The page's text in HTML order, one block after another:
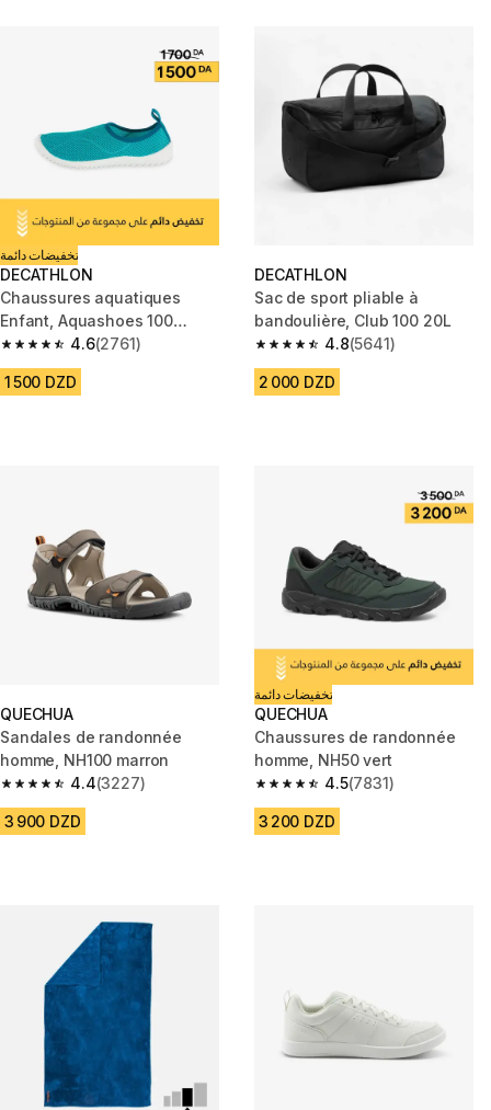
تخفيضات دائمة
DECATHLON
Chaussures aquatiques
Enfant, Aquashoes 100
turquoise4.6
4.6 out of 5 stars from 2761 reviews
(2761)
1 500 DZD
DECATHLON
Sac de sport pliable à
bandoulière, Club 100 20L
4.8
4.8 out of 5 stars from 5641
(5641)
2 000 DZD
QUECHUA
Sandales de randonnée
homme, NH100 marron
4.4
4.4 out of 5 stars from 3227 reviews
(3227)
3 900 DZD
تخفيضات دائمة
QUECHUA
Chaussures de randonnée
homme, NH50 vert
4.5
4.5 out of 5 stars from 7831
(7831)
3 200 DZD